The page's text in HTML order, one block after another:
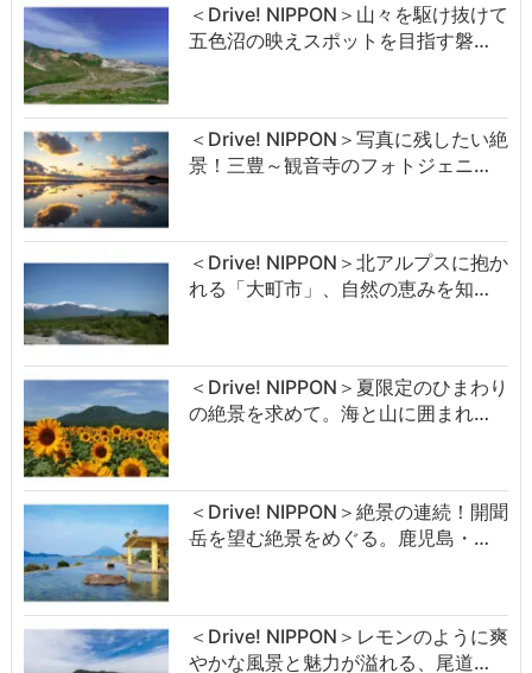
＜Drive! NIPPON＞山々を駆け抜けて
五色沼の映えスポットを目指す磐…
＜Drive! NIPPON＞写真に残したい絶
景！三豊～観音寺のフォトジェニ…
＜Drive! NIPPON＞北アルプスに抱か
れる「大町市」、自然の恵みを知…
＜Drive! NIPPON＞夏限定のひまわり
の絶景を求めて。海と山に囲まれ…
＜Drive! NIPPON＞絶景の連続！開聞
岳を望む絶景をめぐる。鹿児島・…
＜Drive! NIPPON＞レモンのように爽
やかな風景と魅力が溢れる、尾道…